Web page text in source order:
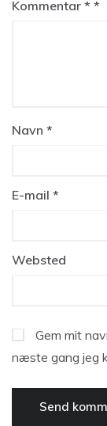
Kommentar *
Navn *
E-mail *
Websted
Gem mit
næste gang jeg